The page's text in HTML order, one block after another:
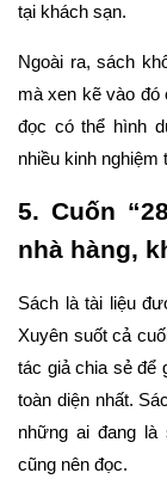
tại khách sạn.
Ngoài ra, sách
mà xen kẽ vào
đọc có thể hình
nhiều kinh nghiệm
5. Cuốn
nhà hàng,
Sách là tài liệu
Xuyên suốt cả
tác giả chia sẻ để
toàn diện nhất.
những ai đang là
cũng nên đọc.